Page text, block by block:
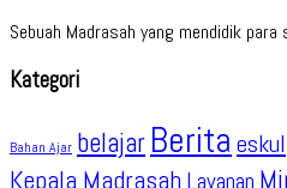
Sebuah Madrasah yang mendidik
Kategori
Bahan Ajar belajar Berita eskul
Kepala Madrasah Layanan